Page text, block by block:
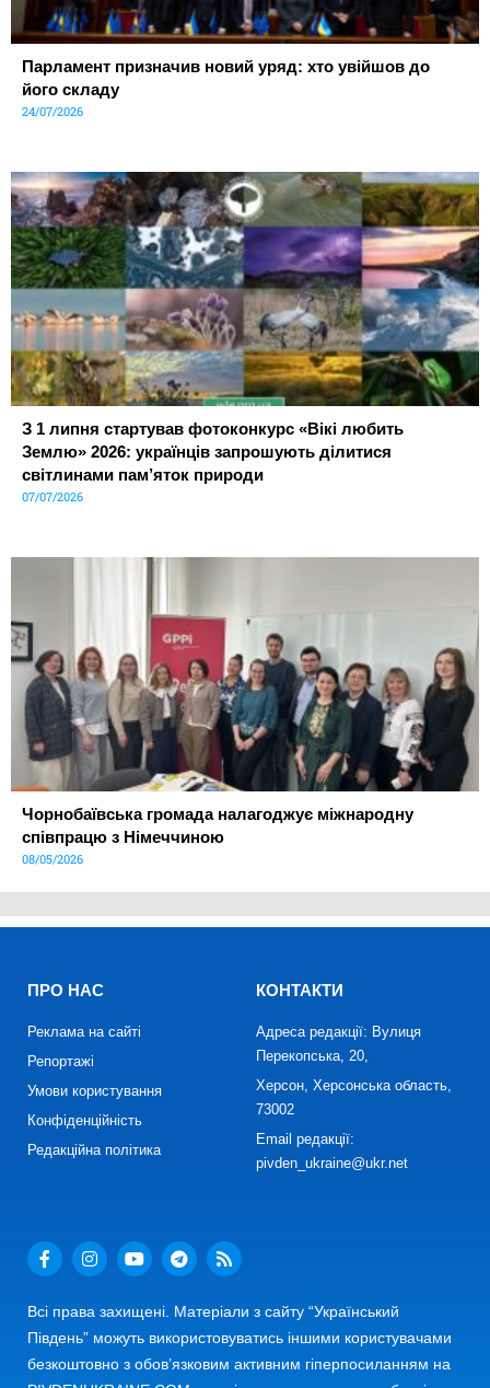
Парламент призначив новий уряд: хто увійшов до
його складу
24/07/2026
З 1 липня стартував фотоконкурс «Вікі любить
Землю» 2026: українців запрошують ділитися
світлинами пам’яток природи
07/07/2026
Чорнобаївська громада налагоджує міжнародну
співпрацю з Німеччиною
08/05/2026
ПРО НАС
Реклама на сайті
Репортажі
Умови користування
Конфіденційність
Редакційна політика
КОНТАКТИ
Адреса редакції: Вулиця
Перекопська, 20,
Херсон, Херсонська область,
73002
Email редакції:
pivden_ukraine@ukr.net
Всі права захищені. Матеріали з сайту “Український
Південь” можуть використовуватись іншими користувачами
безкоштовно з обов’язковим активним гіперпосиланням на